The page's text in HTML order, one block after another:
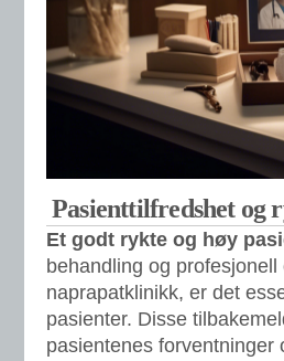
Pasienttilfredshet og
Et godt rykte og høy
behandling og
naprapatklinikk, er det
pasienter. Disse
pasientenes forventninger